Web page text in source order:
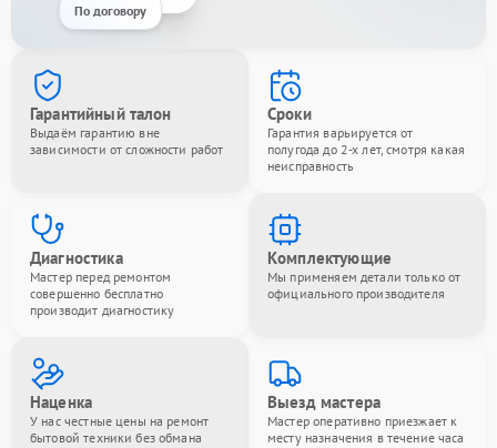
По договору
Гарантийный талон
Выдаём гарантию вне
зависимости от сложности работ
Сроки
Гарантия варьируется от
полугода до 2-х лет, смотря какая
неисправность
Диагностика
Мастер перед ремонтом
совершенно бесплатно
производит диагностику
Комплектующие
Мы применяем детали только от
официального производителя
Наценка
У нас честные цены на ремонт
бытовой техники без обмана
Выезд мастера
Мастер оперативно приезжает к
месту назначения в течение часа